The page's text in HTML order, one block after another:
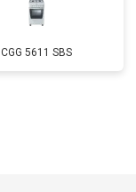
CGG 5611 SBS